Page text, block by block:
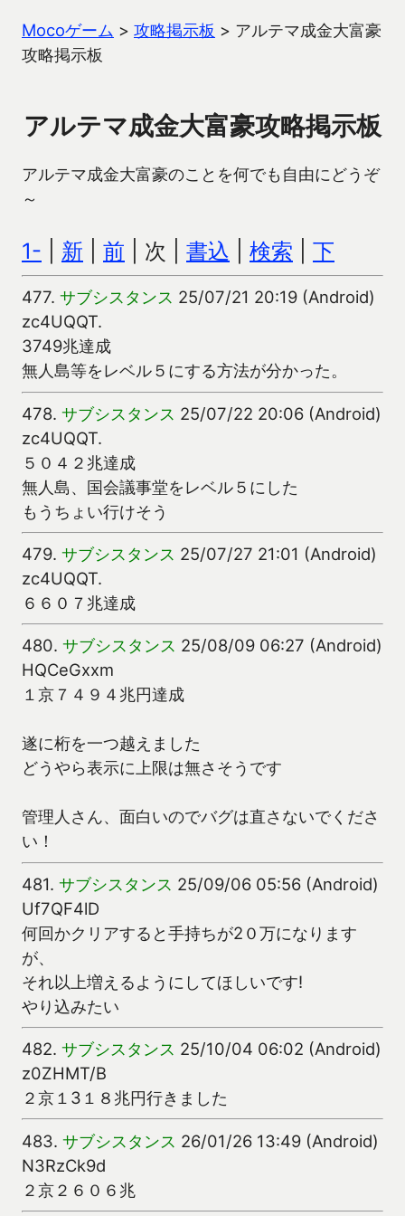
Mocoゲーム > 攻略掲示板 > アルテマ成金大富豪
攻略掲示板
アルテマ成金大富豪攻略掲示板
アルテマ成金大富豪のことを何でも自由にどうぞ
～
1- 新 前 | 次 | 書込 検索 下
477. サブシスタンス 25/07/21 20:19 (Android)
zc4UQQT.
3749兆達成
無人島等をレベル５にする方法が分かった。
478. サブシスタンス 25/07/22 20:06 (Android)
zc4UQQT.
５０４２兆達成
無人島、国会議事堂をレベル５にした
もうちょい行けそう
479. サブシスタンス 25/07/27 21:01 (Android)
zc4UQQT.
６６０７兆達成
480. サブシスタンス 25/08/09 06:27 (Android)
HQCeGxxm
１京７４９４兆円達成
遂に桁を一つ越えました
どうやら表示に上限は無さそうです
管理人さん、面白いのでバグは直さないでくださ
い！
481. サブシスタンス 25/09/06 05:56 (Android)
Uf7QF4lD
何回かクリアすると手持ちが2０万になります
が、
それ以上増えるようにしてほしいです!
やり込みたい
482. サブシスタンス 25/10/04 06:02 (Android)
z0ZHMT/B
２京１3１８兆円行きました
483. サブシスタンス 26/01/26 13:49 (Android)
N3RzCk9d
２京２６０６兆